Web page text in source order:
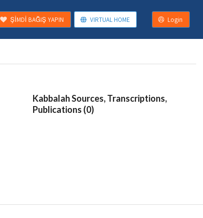
ŞİMDİ BAĞIŞ YAPIN VIRTUAL HOME Login
Kabbalah Sources, Transcriptions,
Publications (0)